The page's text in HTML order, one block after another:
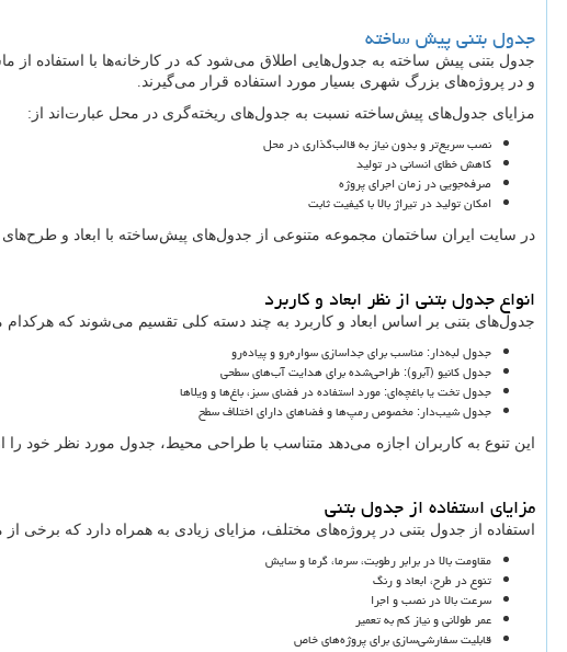
جدول بتنی پیش ساخته
جدول بتنی پیش ساخته به جدول‌هایی اطلاق می‌شود که در کارخانه‌ها با استفاده از
و در پروژه‌های بزرگ شهری بسیار مورد استفاده قرار می‌گیرند.
مزایای جدول‌های پیش‌ساخته نسبت به جدول‌های ریخته‌گری در محل عبارت‌اند از:
نصب سریع‌تر و بدون نیاز به قالب‌گذاری در محل
کاهش خطای انسانی در تولید
صرفه‌جویی در زمان اجرای پروژه
امکان تولید در تیراژ بالا با کیفیت ثابت
در سایت ایران ساختمان مجموعه متنوعی از جدول‌های پیش‌ساخته با ابعاد و
انواع جدول بتنی از نظر ابعاد و کاربرد
جدول‌های بتنی بر اساس ابعاد و کاربرد به چند دسته کلی تقسیم می‌شوند که هرکدام
جدول لبه‌دار: مناسب برای جداسازی سواره‌رو و پیاده‌رو
جدول کانیو (آبرو): طراحی‌شده برای هدایت آب‌های سطحی
جدول تخت یا باغچه‌ای: مورد استفاده در فضای سبز، باغ‌ها و ویلاها
جدول شیب‌دار: مخصوص رمپ‌ها و فضاهای دارای اختلاف سطح
این تنوع به کاربران اجازه می‌دهد متناسب با طراحی محیط، جدول مورد نظر خود را
مزایای استفاده از جدول بتنی
استفاده از جدول بتنی در پروژه‌های مختلف، مزایای زیادی به همراه دارد که برخی از
مقاومت بالا در برابر رطوبت، سرما، گرما و سایش
تنوع در طرح، ابعاد و رنگ
سرعت بالا در نصب و اجرا
عمر طولانی و نیاز کم به تعمیر
قابلیت سفارشی‌سازی برای پروژه‌های خاص